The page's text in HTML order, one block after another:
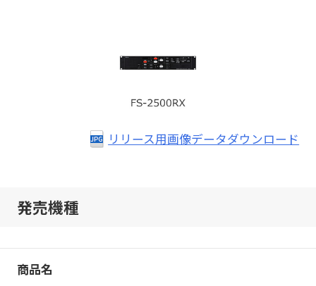
リリース用画像データダウンロード
発売機種